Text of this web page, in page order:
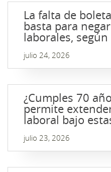
La falta de
basta para
laborales,
julio 24, 2026
¿Cumples 70
permite
laboral bajo
julio 23, 2026